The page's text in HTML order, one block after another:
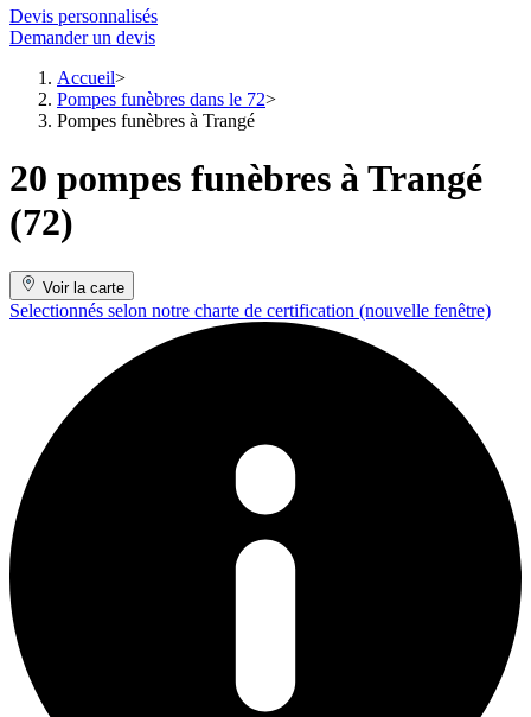
Devis personnalisés
Demander un devis
Accueil
Pompes funèbres dans le 72
Pompes funèbres à Trangé
20 pompes funèbres à Trangé
(72)
Voir la carte
Selectionnés selon notre charte de certification (nouvelle fenêtre)